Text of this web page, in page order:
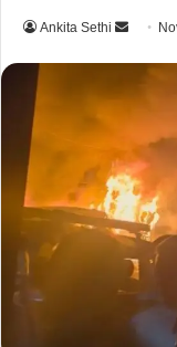
Ankita Sethi
n
e
m
a